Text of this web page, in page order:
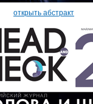
открыть абстракт